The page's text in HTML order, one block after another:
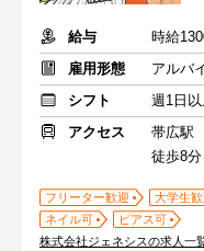
給与
雇用形態
アルバ
シフト
週1日
アクセス
帯広駅
徒歩8分
フリーター歓迎 大学生歓
ネイル可
ピアス可
株式会社ジェネシスの求人一